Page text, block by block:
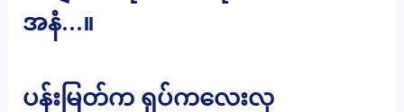
အနံ…။
ပန်းမြတ်က ရုပ်ကလေးလှ